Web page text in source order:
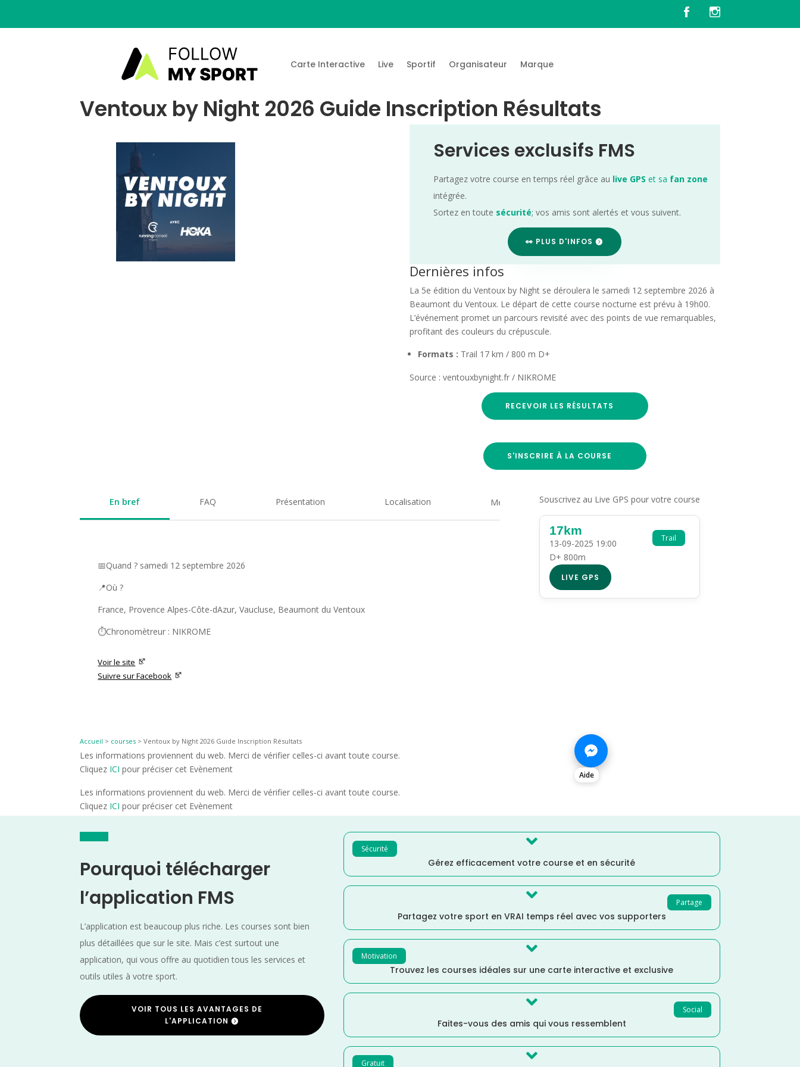
Carte Interactive Live Sportif Organisateur Marque
Ventoux by Night 2026 Guide Inscription Résultats
Services exclusifs FMS
Partagez votre course en temps réel grâce au live GPS et sa fan zone
intégrée.
Sortez en toute sécurité; vos amis sont alertés et vous suivent.
👀 PLUS D'INFOS
Dernières infos
La 5e édition du Ventoux by Night se déroulera le samedi 12 septembre 2026 à
Beaumont du Ventoux. Le départ de cette course nocturne est prévu à 19h00.
L’événement promet un parcours revisité avec des points de vue remarquables,
profitant des couleurs du crépuscule.
Formats : Trail 17 km / 800 m D+
Source : ventouxbynight.fr / NIKROME
RECEVOIR LES RÉSULTATS
S'INSCRIRE À LA COURSE
En bref FAQ Présentation Localisation Medias
📅Quand ? samedi 12 septembre 2026
📍Où ?
France, Provence Alpes-Côte-dAzur, Vaucluse, Beaumont du Ventoux
⏱️Chronomètreur : NIKROME
Voir le site
Suivre sur Facebook
Souscrivez au Live GPS pour votre course
Trail
17km
13-09-2025 19:00
D+ 800m
LIVE GPS
Accueil > courses >Ventoux by Night 2026 Guide Inscription Résultats
Les informations proviennent du web. Merci de vérifier celles-ci avant toute course.
Cliquez ICI pour préciser cet Evènement
Les informations proviennent du web. Merci de vérifier celles-ci avant toute course.
Cliquez ICI pour préciser cet Evènement
Aide
Pourquoi télécharger
l’application FMS
L’application est beaucoup plus riche. Les courses sont bien
plus détaillées que sur le site. Mais c’est surtout une
application, qui vous offre au quotidien tous les services et
outils utiles à votre sport.
VOIR TOUS LES AVANTAGES DE
L'APPLICATION
Sécurité 
Gérez efficacement votre course et en sécurité
Partage

Partagez votre sport en VRAI temps réel avec vos supporters
Motivation 
Trouvez les courses idéales sur une carte interactive et exclusive
Social

Faites-vous des amis qui vous ressemblent
Gratuit 